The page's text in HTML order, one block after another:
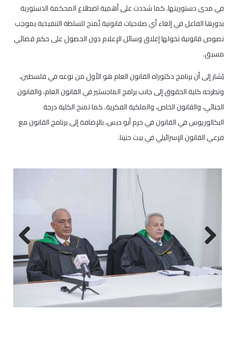
في مدى دستوريتها. كما شددت على أهمية اضطلاع المحكمة الدستورية
بدورها الفاعل في إلغاء أي صلاحيات قانونية تُمنح للسلطة التنفيذية بموجب
نصوص قانونية تخولها إغلاق وسائل الإعلام دون الحصول على حكم قضائي
مسبق.
يُشار إلى أن برنامج دكتوراه القانون العام هو الأول من نوعه في فلسطين،
وتطرحه كلية الحقوق إلى جانب برامج الماجستير في القانون العام، والقانون
الجنائي، والقانون الخاص، والملكية الفكرية. كما تمنح الكلية درجة
البكالوريوس في القانون في حرم أبو ديس، بالإضافة إلى برنامج القانون مع
فرعي القانون الإسرائيلي في بيت حنينا.
Previous
Next